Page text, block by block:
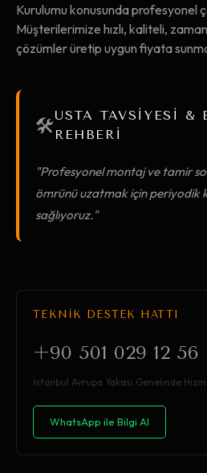
Kurulumu konusunda profesyonel
Müşterilerimize hızlı, kaliteli,
çözümler üretip uygun fiyata
🛠️USTA TAVSİYESİ &
REHBERİ
"Profesyonel montaj ve tamir
ömrünü uzatmak için periyodik
sağlıyoruz."
TEKNİK DESTEK HATTI
+90 501 029 12 56
İstanbul Avrupa Yakası Genelinde
WhatsApp ile Bilgi Al